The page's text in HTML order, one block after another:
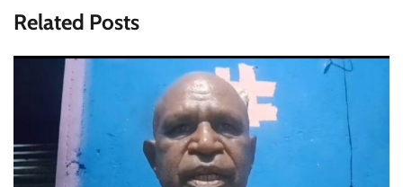
Related Posts